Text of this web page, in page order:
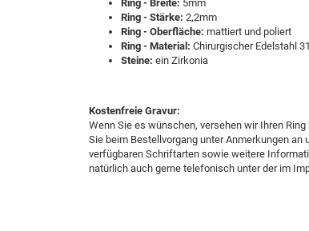
Ring - Breite: 5mm
Ring - Stärke: 2,2mm
Ring - Oberfläche: mattiert und poliert
Ring - Material: Chirurgischer Edelstahl
Steine: ein Zirkonia
Kostenfreie Gravur:
Wenn Sie es wünschen, versehen wir Ihren
Sie beim Bestellvorgang unter Anmerkungen an
verfügbaren Schriftarten sowie weitere
natürlich auch gerne telefonisch unter der im